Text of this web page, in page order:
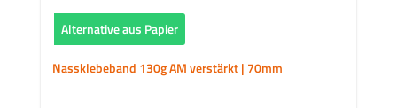
Alternative aus Papier
Nassklebeband 130g AM verstärkt | 70mm